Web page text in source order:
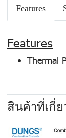
Features
Features
Thermal
สินค้าที่เกี่ย